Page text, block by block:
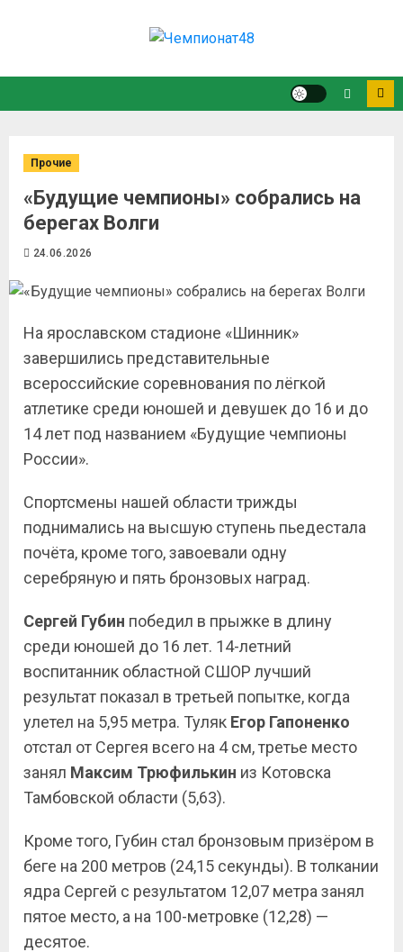
Прочие
«Будущие чемпионы» собрались на
берегах Волги
24.06.2026
На ярославском стадионе «Шинник»
завершились представительные
всероссийские соревнования по лёгкой
атлетике среди юношей и девушек до 16 и до
14 лет под названием «Будущие чемпионы
России».
Спортсмены нашей области трижды
поднимались на высшую ступень пьедестала
почёта, кроме того, завоевали одну
серебряную и пять бронзовых наград.
Сергей Губин победил в прыжке в длину
среди юношей до 16 лет. 14-летний
воспитанник областной СШОР лучший
результат показал в третьей попытке, когда
улетел на 5,95 метра. Туляк Егор Гапоненко
отстал от Сергея всего на 4 см, третье место
занял Максим Трюфилькин из Котовска
Тамбовской области (5,63).
Кроме того, Губин стал бронзовым призёром в
беге на 200 метров (24,15 секунды). В толкании
ядра Сергей с результатом 12,07 метра занял
пятое место, а на 100-метровке (12,28) —
десятое.